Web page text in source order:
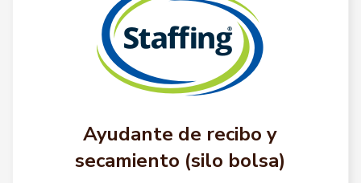
Ayudante de recibo y
secamiento (silo bolsa)